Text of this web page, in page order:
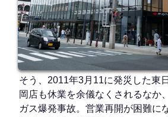
そう、2011年3月11に発災した東
岡店も休業を余儀なくされるなか
ガス爆発事故。営業再開が困難に